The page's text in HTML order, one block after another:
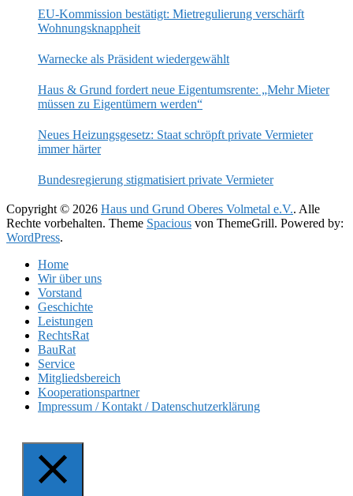
EU-Kommission bestätigt: Mietregulierung verschärft
Wohnungsknappheit
Warnecke als Präsident wiedergewählt
Haus & Grund fordert neue Eigentumsrente: „Mehr Mieter
müssen zu Eigentümern werden“
Neues Heizungsgesetz: Staat schröpft private Vermieter
immer härter
Bundesregierung stigmatisiert private Vermieter
Copyright © 2026 Haus und Grund Oberes Volmetal e.V.. Alle
Rechte vorbehalten. Theme Spacious von ThemeGrill. Powered by:
WordPress.
Home
Wir über uns
Vorstand
Geschichte
Leistungen
RechtsRat
BauRat
Service
Mitgliedsbereich
Kooperationspartner
Impressum / Kontakt / Datenschutzerklärung